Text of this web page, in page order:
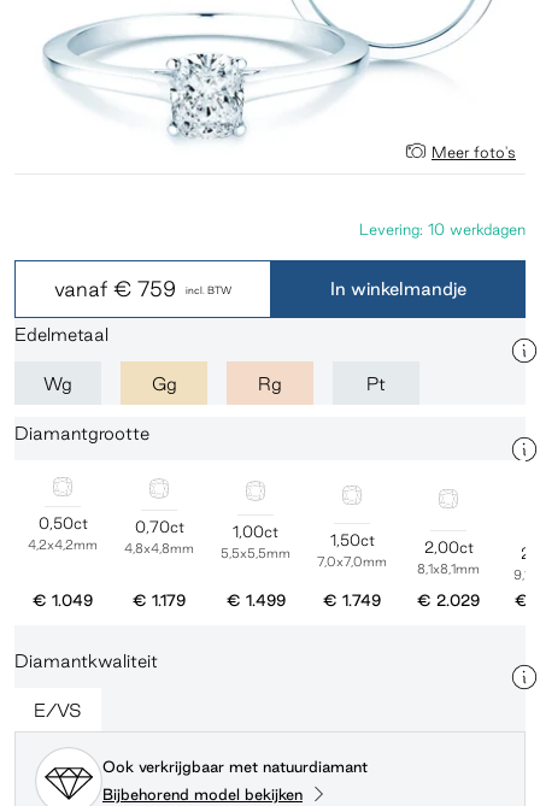
Meer foto's
vanaf € 759 incl. BTW
Levering: 10 werkdagen
In winkelmandje
Edelmetaal
Wg Gg Rg Pt
Diamantgrootte
0,50ct
4,2x4,2mm
€ 1.049
0,70ct
4,8x4,8mm
€ 1.179
1,00ct
5,5x5,5mm
€ 1.499
1,50ct
7,0x7,0mm
€ 1.749
2,00ct
8,1x8,1mm
€ 2.029 €
Diamantkwaliteit
E/VS
Ook verkrijgbaar met natuurdiamant
Bijbehorend model bekijken